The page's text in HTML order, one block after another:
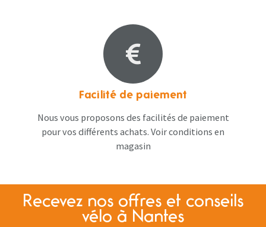
Facilité de paiement
Nous vous proposons des facilités de paiement
pour vos différents achats. Voir conditions en
magasin
Recevez nos offres et conseils
vélo à Nantes